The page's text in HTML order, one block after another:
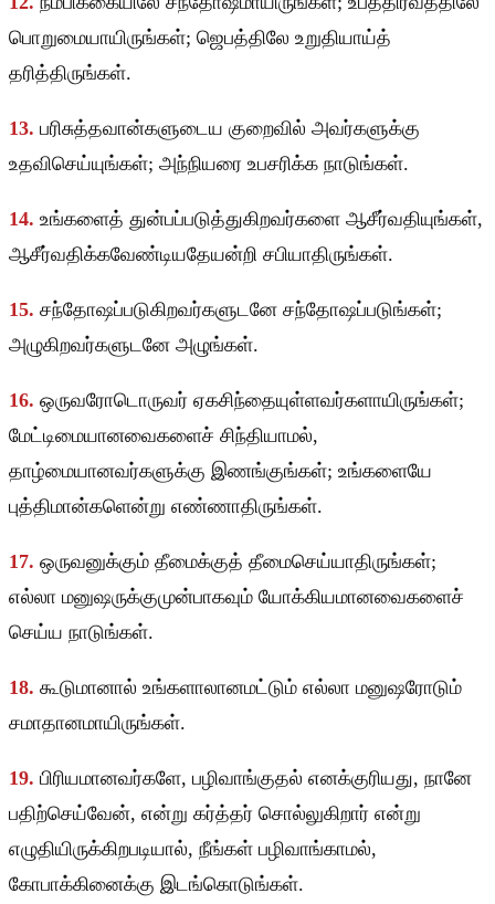
பொறுமையாயிருங்கள்; ஜெபத்திலே உறுதியாய்த்
தரித்திருங்கள்.
13. பரிசுத்தவான்களுடைய குறைவில் அவர்களுக்கு
உதவிசெய்யுங்கள்; அந்நியரை உபசரிக்க நாடுங்கள்.
14. உங்களைத் துன்பப்படுத்துகிறவர்களை ஆசீர்வதியுங்கள்,
ஆசீர்வதிக்கவேண்டியதேயன்றி சபியாதிருங்கள்.
15. சந்தோஷப்படுகிறவர்களுடனே சந்தோஷப்படுங்கள்;
அழுகிறவர்களுடனே அழுங்கள்.
16. ஒருவரோடொருவர் ஏகசிந்தையுள்ளவர்களாயிருங்கள்;
மேட்டிமையானவைகளைச் சிந்தியாமல்,
தாழ்மையானவர்களுக்கு இணங்குங்கள்; உங்களையே
புத்திமான்களென்று எண்ணாதிருங்கள்.
17. ஒருவனுக்கும் தீமைக்குத் தீமைசெய்யாதிருங்கள்;
எல்லா மனுஷருக்குமுன்பாகவும் யோக்கியமானவைகளைச்
செய்ய நாடுங்கள்.
18. கூடுமானால் உங்களாலானமட்டும் எல்லா மனுஷரோடும்
சமாதானமாயிருங்கள்.
19. பிரியமானவர்களே, பழிவாங்குதல் எனக்குரியது, நானே
பதிற்செய்வேன், என்று கர்த்தர் சொல்லுகிறார் என்று
எழுதியிருக்கிறபடியால், நீங்கள் பழிவாங்காமல்,
கோபாக்கினைக்கு இடங்கொடுங்கள்.